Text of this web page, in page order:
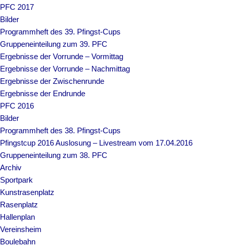
PFC 2017
Bilder
Programmheft des 39. Pfingst-Cups
Gruppeneinteilung zum 39. PFC
Ergebnisse der Vorrunde – Vormittag
Ergebnisse der Vorrunde – Nachmittag
Ergebnisse der Zwischenrunde
Ergebnisse der Endrunde
PFC 2016
Bilder
Programmheft des 38. Pfingst-Cups
Pfingstcup 2016 Auslosung – Livestream vom 17.04.2016
Gruppeneinteilung zum 38. PFC
Archiv
Sportpark
Kunstrasenplatz
Rasenplatz
Hallenplan
Vereinsheim
Boulebahn